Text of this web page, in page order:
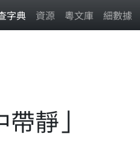
字典 資源 粵文庫 細數據
帶靜」